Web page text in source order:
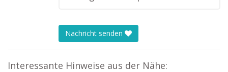
Nachricht senden
Interessante Hinweise aus der Nähe: